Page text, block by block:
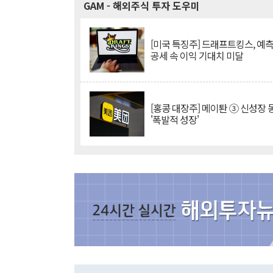
GAM - 해외주식 투자 도우미
[미국 특징주] 드래프트킹스, 예
공세 속 이익 기대치 미달
[홍콩 대장주] 메이퇀 ③ 신성장
'폭발적 성장'